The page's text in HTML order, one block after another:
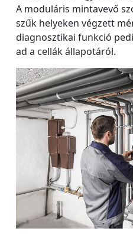
A moduláris mintavevő
szűk helyeken végzett
diagnosztikai funkció
ad a cellák állapotáról.